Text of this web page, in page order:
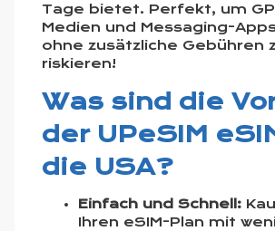
Tage bietet. Perfekt, um
Medien und Messaging-
ohne zusätzliche Gebühren
riskieren!
Was sind die
der UPeSIM
die USA?
Einfach und Schnell:
Ihren eSIM-Plan mit